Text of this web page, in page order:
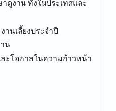
ดูงาน ทั้งในประเทศและ
านเลี้ยงประจำปี
น
ะโอกาสในความก้าวหน้า